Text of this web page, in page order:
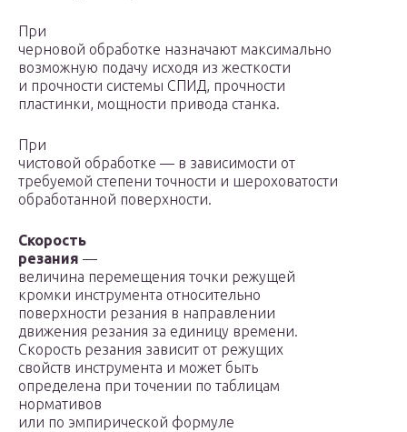
При
черновой обработке назначают максимально
возможную подачу исходя из жесткости
и прочности системы СПИД, прочности
пластинки, мощности привода станка.
При
чистовой обработке — в зависимости от
требуемой степени точности и шероховатости
обработанной поверхности.
Скорость
резания —
величина перемещения точки режущей
кромки инструмента относительно
поверхности резания в направлении
движения резания за единицу времени.
Скорость резания зависит от режущих
свойств инструмента и может быть
определена при точении по таблицам
нормативов
или по эмпирической формуле